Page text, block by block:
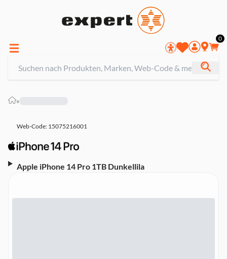
0
»
Web-Code: 15075216001
Apple iPhone 14 Pro 1TB Dunkellila